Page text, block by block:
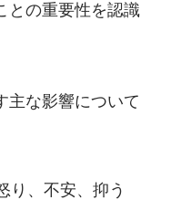
との重要性を認識
主な影響について
り、不安、抑う